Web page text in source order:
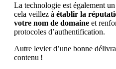
La technologie est également
cela veillez à établir la
votre nom de domaine et
protocoles d’authentification.
Autre levier d’une bonne
contenu !